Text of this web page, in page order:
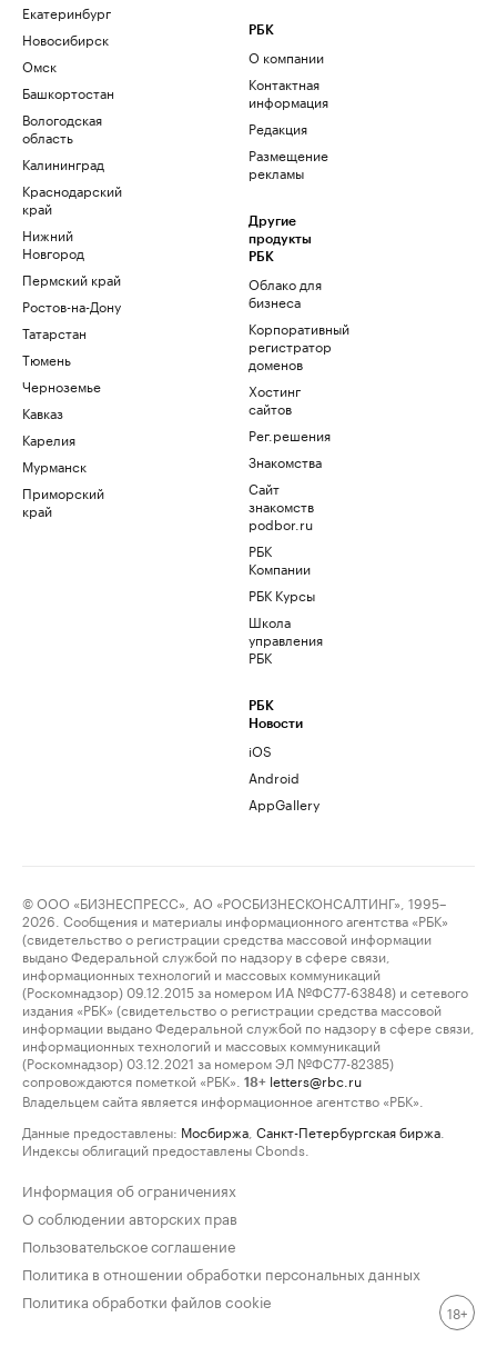
Екатеринбург
Новосибирск
Омск
Башкортостан
Вологодская
область
Калининград
Краснодарский
край
Нижний
Новгород
Пермский край
Ростов-на-Дону
Татарстан
Тюмень
Черноземье
Кавказ
Карелия
Мурманск
Приморский
край
РБК
О компании
Контактная
информация
Редакция
Размещение
рекламы
Другие
продукты
РБК
Облако для
бизнеса
Корпоративный
регистратор
доменов
Хостинг
сайтов
Рег.решения
Знакомства
Сайт
знакомств
podbor.ru
РБК
Компании
РБК Курсы
Школа
управления
РБК
РБК
Новости
iOS
Android
AppGallery
© ООО «БИЗНЕСПРЕСС», АО «РОСБИЗНЕСКОНСАЛТИНГ», 1995–
2026. Сообщения и материалы информационного агентства «РБК»
(свидетельство о регистрации средства массовой информации
выдано Федеральной службой по надзору в сфере связи,
информационных технологий и массовых коммуникаций
(Роскомнадзор) 09.12.2015 за номером ИА №ФС77-63848) и сетевого
издания «РБК» (свидетельство о регистрации средства массовой
информации выдано Федеральной службой по надзору в сфере связи,
информационных технологий и массовых коммуникаций
(Роскомнадзор) 03.12.2021 за номером ЭЛ №ФС77-82385)
сопровождаются пометкой «РБК».
18+ letters@rbc.ru
Владельцем сайта является информационное агентство «РБК».
Данные предоставлены: Мосбиржа Санкт-Петербургская биржа
Индексы облигаций предоставлены Cbonds.
Информация об ограничениях
О соблюдении авторских прав
Пользовательское соглашение
Политика в отношении обработки персональных данных
Политика обработки файлов cookie
18+